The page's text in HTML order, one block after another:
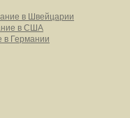
в Швейцарии
в США
в Германии